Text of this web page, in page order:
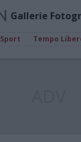
Gallerie
Sport Tempo